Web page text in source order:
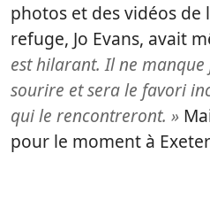
photos et des vidéos de
refuge, Jo Evans, avait
est hilarant. Il ne
sourire et sera le favori
qui le rencontreront. »
pour le moment à